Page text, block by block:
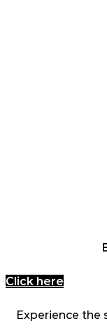
Click here
Experience